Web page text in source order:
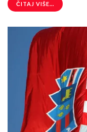
ČITAJ VIŠE...